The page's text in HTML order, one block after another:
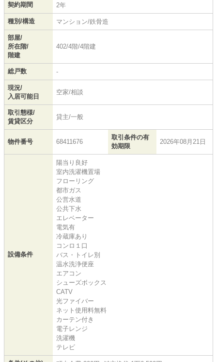
契約期間 2年
種別/構造 マンション/鉄骨造
部屋/
所在階/
階建
402/4階/4階建
総戸数 -
現況/
入居可能日
空家/相談
取引態様/
賃貸区分
貸主/一般
物件番号 68411676
取引条件の有
効期限
2026年08月21日
設備条件
陽当り良好
室内洗濯機置場
フローリング
都市ガス
公営水道
公共下水
エレベーター
電気有
冷蔵庫あり
コンロ１口
バス・トイレ別
温水洗浄便座
エアコン
シューズボックス
CATV
光ファイバー
ネット使用料無料
カーテン付き
電子レンジ
洗濯機
テレビ